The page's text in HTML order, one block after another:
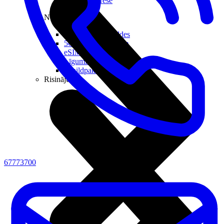
Noderīgi
Jautājumi un atbildes
5G pārklājuma karte
eSIM tehnoloģija
Līgumi un noteikumi
Papildpakalpojumi
Risinājumi
67773700